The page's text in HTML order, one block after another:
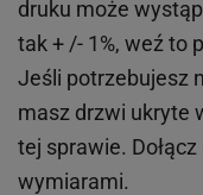
druku może
tak + /- 1%, weź to
Jeśli potrzebujesz
masz drzwi ukryte
tej sprawie.
wymiarami.